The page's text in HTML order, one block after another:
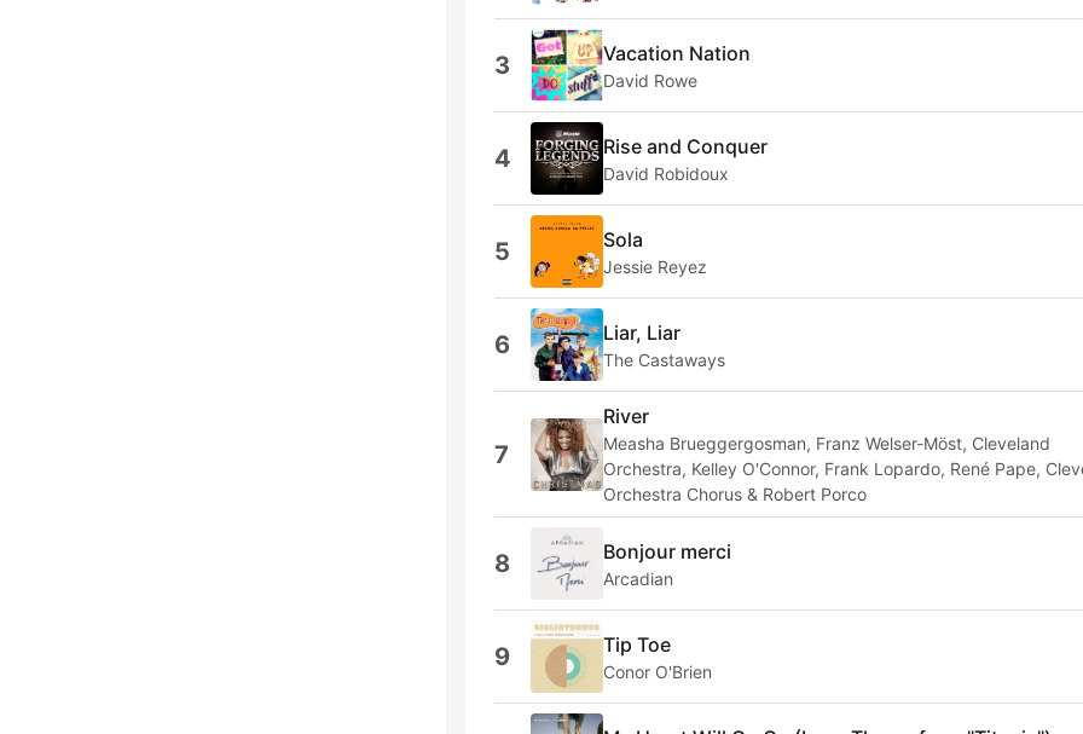
3 Vacation Nation
David Rowe
4 Rise and Conquer
David Robidoux
5 Sola
Jessie Reyez
6 Liar, Liar
The Castaways
7
River
Measha Brueggergosman, Franz Welser-Möst, Cleveland
Orchestra, Kelley O'Connor, Frank Lopardo, René Pape,
Orchestra Chorus & Robert Porco
8 Bonjour merci
Arcadian
9 Tip Toe
Conor O'Brien